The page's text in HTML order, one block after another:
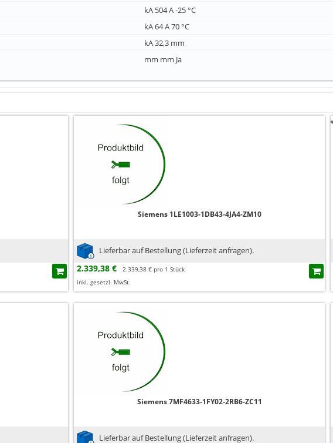
kA 504 A -25 °C
kA 64 A 70 °C
kA 32,3 mm
mm mm Ja
Siemens 1LE1003-1DB43-4JA4-ZM10
Lieferbar auf Bestellung (Lieferzeit anfragen).
2.339,38 €
2.339,38 € pro 1 Stück
inkl. gesetzl. MwSt.
Siemens 7MF4633-1FY02-2RB6-ZC11
Lieferbar auf Bestellung (Lieferzeit anfragen).